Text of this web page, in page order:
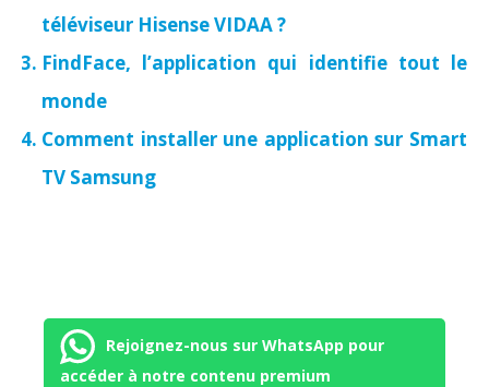
téléviseur Hisense VIDAA ?
FindFace, l’application qui identifie tout le
monde
Comment installer une application sur Smart
TV Samsung
Rejoignez-nous sur WhatsApp pour
accéder à notre contenu premium